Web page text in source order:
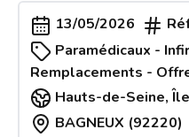
13/05/2026
Paramédicaux -
Remplacements -
Hauts-de-Seine,
BAGNEUX (92220)